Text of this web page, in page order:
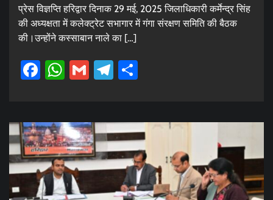
प्रेस विज्ञप्ति हरिद्वार दिनाक 29 मई, 2025 जिलाधिकारी कर्मेन्द्र सिंह
की अध्यक्षता में कलेक्ट्रेट सभागार में गंगा संरक्षण समिति की बैठक
की।उन्होंने कस्साबान नाले का […]
Facebook
WhatsApp
GmailTelegram